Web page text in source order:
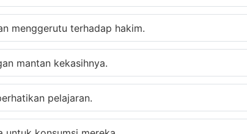
menggerutu terhadap hakim.
mantan kekasihnya.
pelajaran.